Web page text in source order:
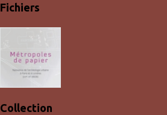
Fichiers
Collection